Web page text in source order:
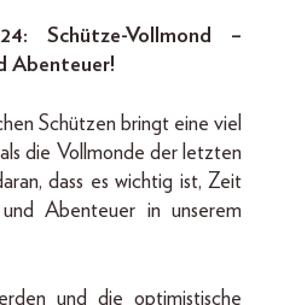
Schütze-Vollmond –
Abenteuer!
Schützen bringt eine viel
die Vollmonde der letzten
dass es wichtig ist, Zeit
Abenteuer in unserem
und die optimistische